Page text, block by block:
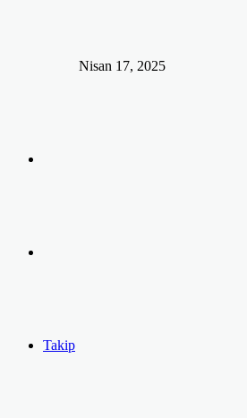
Nisan 17, 2025
...
Ol
Takip